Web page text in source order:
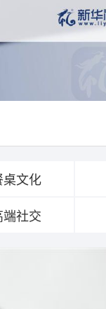
文化
社交